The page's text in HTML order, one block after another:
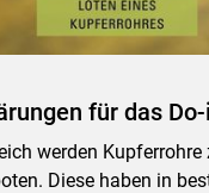
für das
werden
Diese haben in